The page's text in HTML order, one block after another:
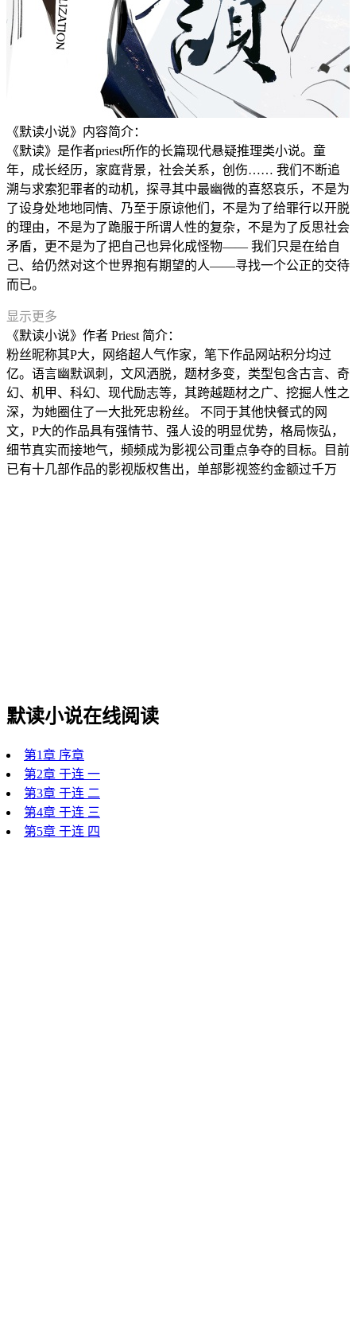
《默读小说》内容简介：
《默读》是作者priest所作的长篇现代悬疑推理类小说。童
年，成长经历，家庭背景，社会关系，创伤…… 我们不断追
溯与求索犯罪者的动机，探寻其中最幽微的喜怒哀乐，不是为
了设身处地地同情、乃至于原谅他们，不是为了给罪行以开脱
的理由，不是为了跪服于所谓人性的复杂，不是为了反思社会
矛盾，更不是为了把自己也异化成怪物—— 我们只是在给自
己、给仍然对这个世界抱有期望的人——寻找一个公正的交待
而已。
显示更多
《默读小说》作者 Priest 简介：
粉丝昵称其P大，网络超人气作家，笔下作品网站积分均过
亿。语言幽默讽刺，文风洒脱，题材多变，类型包含古言、奇
幻、机甲、科幻、现代励志等，其跨越题材之广、挖掘人性之
深，为她圈住了一大批死忠粉丝。 不同于其他快餐式的网
文，P大的作品具有强情节、强人设的明显优势，格局恢弘，
细节真实而接地气，频频成为影视公司重点争夺的目标。目前
已有十几部作品的影视版权售出，单部影视签约金额过千万
默读小说在线阅读
第1章 序章
第2章 于连 一
第3章 于连 二
第4章 于连 三
第5章 于连 四